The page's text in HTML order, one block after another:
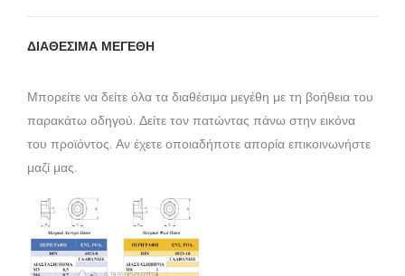
ΔΙΑΘΕΣΙΜΑ ΜΕΓΕΘΗ
Μπορείτε να δείτε όλα τα διαθέσιμα μεγέθη με τη βοήθεια του
παρακάτω οδηγού. Δείτε τον πατώντας πάνω στην εικόνα
του προϊόντος. Αν έχετε οποιαδήποτε απορία επικοινωνήστε
μαζί μας.